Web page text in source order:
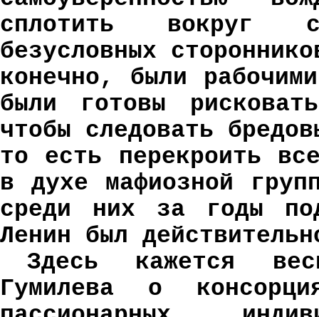
сплотить вокруг
безусловных
конечно, были
были готовы
чтобы следовать
то есть перекроить
в духе мафиозной
среди них за годы
Ленин был
Здесь кажется
Гумилева о